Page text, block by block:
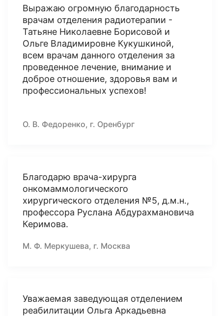
Выражаю огромную благодарность
врачам отделения радиотерапии -
Татьяне Николаевне Борисовой и
Ольге Владимировне Кукушкиной,
всем врачам данного отделения за
проведенное лечение, внимание и
доброе отношение, здоровья вам и
профессиональных успехов!
О. В. Федоренко, г. Оренбург
Благодарю врача-хирурга
онкомаммологического
хирургического отделения №5, д.м.н.,
профессора Руслана Абдурахмановича
Керимова.
М. Ф. Меркушева, г. Москва
Уважаемая заведующая отделением
реабилитации Ольга Аркадьевна